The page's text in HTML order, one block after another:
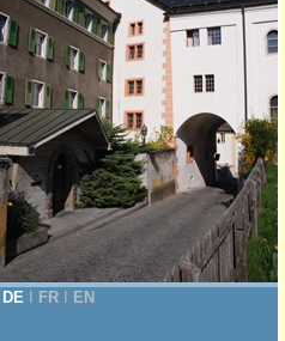
DE FR EN